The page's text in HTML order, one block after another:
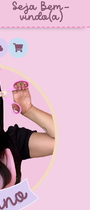
Seja Bem-
vindo(a)